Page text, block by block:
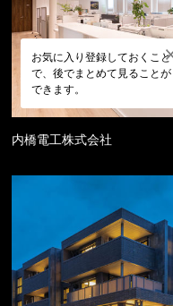
お気に入り登録しておくこと
で、後でまとめて見ることが
できます。
内橋電工株式会社